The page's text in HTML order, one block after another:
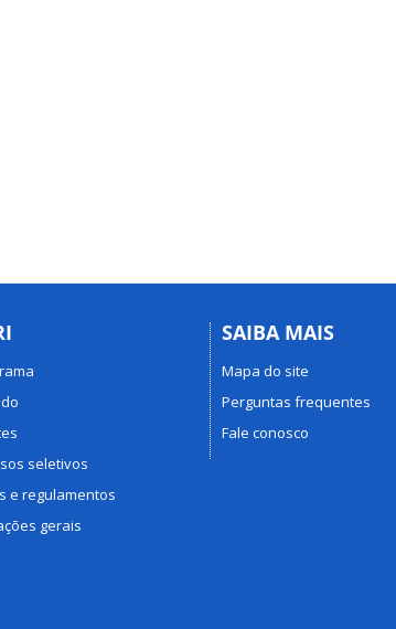
seletivos
e regulamentos
gerais
SAIBA MAIS
Mapa do site
Perguntas frequentes
Fale conosco